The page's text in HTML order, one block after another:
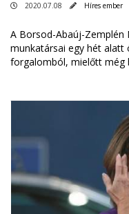
2020.07.08 Híres ember
A Borsod-Abaúj-Zemplén
munkatársai egy hét
forgalomból, mielőtt még